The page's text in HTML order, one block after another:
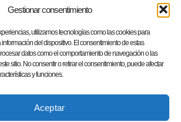
Gestionar consentimiento
utilizamos tecnologías como las cookies para
del dispositivo. El consentimiento de estas
datos como el comportamiento de navegación o las
sitio. No consentir o retirar el consentimiento, puede afectar
y funciones.
Aceptar